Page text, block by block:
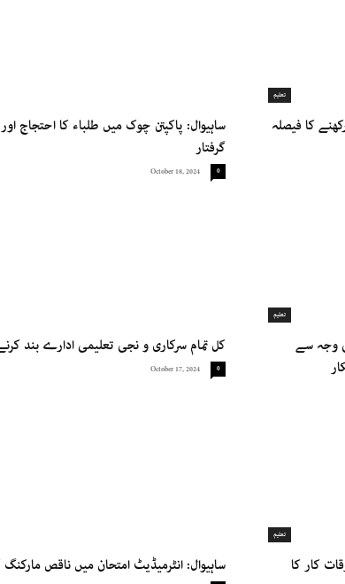
تعلیم
گرفتار
October 18, 2024 0
تعلیم
وجہ سے
کل تمام سرکاری و نجی تعلیمی ادارے بند
October 17, 2024 0
تعلیم
کار کا
ساہیوال: انٹرمیڈیٹ امتحان میں ناقص